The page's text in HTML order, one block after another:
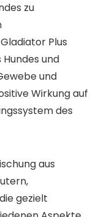
zu
Plus
und
und
Wirkung auf
des
aus
gezielt